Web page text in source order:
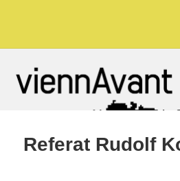
Referat Rudolf